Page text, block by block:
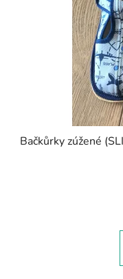
Bačkůrky zúžené